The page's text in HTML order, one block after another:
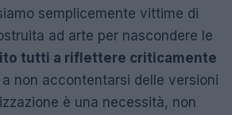
semplicemente vittime di
ad arte per nascondere le
tutti a riflettere criticamente
a non accontentarsi delle versioni
è una necessità, non